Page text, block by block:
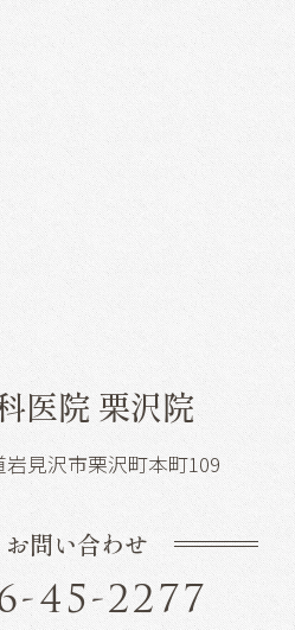
医院 栗沢院
岩見沢市栗沢町本町109
お問い合わせ
45-2277